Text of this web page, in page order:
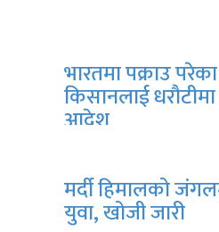
भारतमा पक्राउ
किसानलाई
आदेश
मर्दी हिमालको
युवा, खोजी जारी